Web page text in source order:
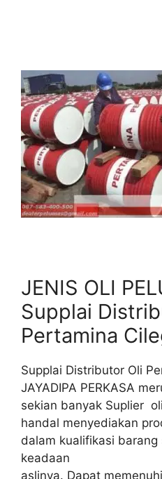
JENIS OLI
Supplai
Pertamina
Supplai Distributor Oli
JAYADIPA PERKASA
sekian banyak Suplier
handal menyediakan
dalam kualifikasi barang
keadaan
aslinya. Dapat